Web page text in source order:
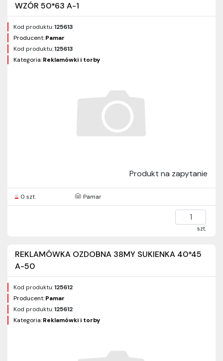
WZÓR 50*63 A-1
Kod produktu:125613
Producent:Pamar
Kod produktu:125613
Kategoria:Reklamówki i torby
Produkt na zapytanie
0 szt. Pamar
szt.
REKLAMÓWKA OZDOBNA 38MY SUKIENKA 40*45
A-50
Kod produktu:125612
Producent:Pamar
Kod produktu:125612
Kategoria:Reklamówki i torby